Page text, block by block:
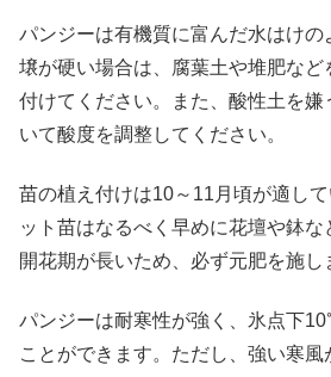
パンジーは有機質に富んだ水はけの
壌が硬い場合は、腐葉土や堆肥など
付けてください。また、酸性土を嫌
いて酸度を調整してください。
苗の植え付けは10～11月頃が適し
ット苗はなるべく早めに花壇や鉢な
開花期が長いため、必ず元肥を施し
パンジーは耐寒性が強く、氷点下
ことができます。ただし、強い寒風